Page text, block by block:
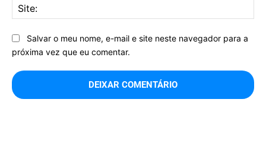
Salvar o meu nome, e-mail e site neste navegador para a
próxima vez que eu comentar.